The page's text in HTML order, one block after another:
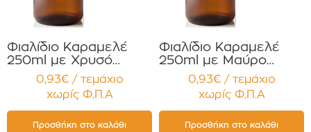
Φιαλίδιο Καραμελέ
250ml με Χρυσό
πώμα για Χάπια ,
Βιταμίνες
Συμπληρώματα
Διατροφής
Συσκευασία 12
0,93€ / τεμάχιο
χωρίς Φ.Π.Α
Προσθήκη στο καλάθι
Φιαλίδιο Καραμελέ
250ml με Μαύρο
πώμα για Χάπια ,
Βιταμίνες
Συμπληρώματα
Διατροφής
Συσκευασία 12
0,93€ / τεμάχιο
χωρίς Φ.Π.Α
Προσθήκη στο καλάθι